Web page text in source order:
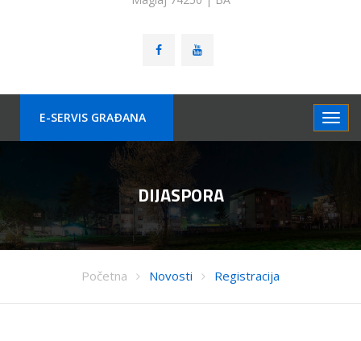
E-SERVIS GRAÐANA
DIJASPORA
Početna Novosti Registracija